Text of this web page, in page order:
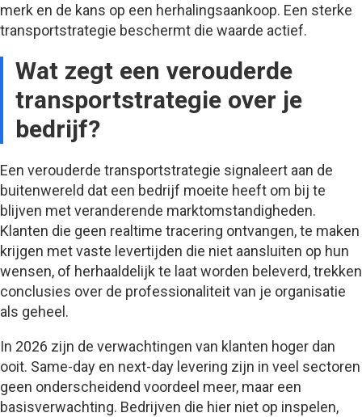
merk en de kans op een herhalingsaankoop. Een sterke
transportstrategie beschermt die waarde actief.
Wat zegt een verouderde
transportstrategie over je
bedrijf?
Een verouderde transportstrategie signaleert aan de
buitenwereld dat een bedrijf moeite heeft om bij te
blijven met veranderende marktomstandigheden.
Klanten die geen realtime tracering ontvangen, te maken
krijgen met vaste levertijden die niet aansluiten op hun
wensen, of herhaaldelijk te laat worden beleverd, trekken
conclusies over de professionaliteit van je organisatie
als geheel.
In 2026 zijn de verwachtingen van klanten hoger dan
ooit. Same-day en next-day levering zijn in veel sectoren
geen onderscheidend voordeel meer, maar een
basisverwachting. Bedrijven die hier niet op inspelen,